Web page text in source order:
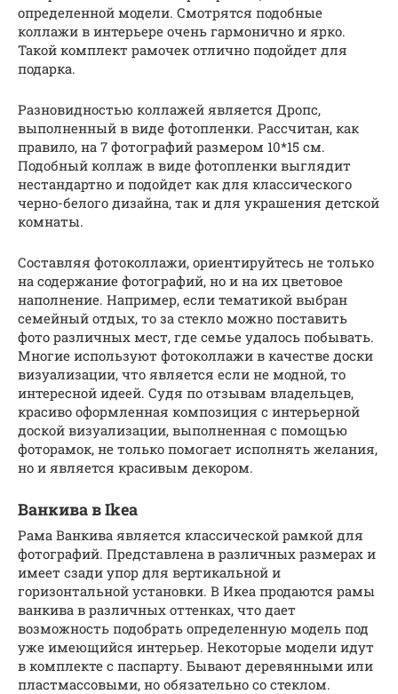
определенной модели. Смотрятся подобные
коллажи в интерьере очень гармонично и ярко.
Такой комплект рамочек отлично подойдет для
подарка.
Разновидностью коллажей является Дропс,
выполненный в виде фотопленки. Рассчитан, как
правило, на 7 фотографий размером 10*15 см.
Подобный коллаж в виде фотопленки выглядит
нестандартно и подойдет как для классического
черно-белого дизайна, так и для украшения детской
комнаты.
Составляя фотоколлажи, ориентируйтесь не только
на содержание фотографий, но и на их цветовое
наполнение. Например, если тематикой выбран
семейный отдых, то за стекло можно поставить
фото различных мест, где семье удалось побывать.
Многие используют фотоколлажи в качестве доски
визуализации, что является если не модной, то
интересной идеей. Судя по отзывам владельцев,
красиво оформленная композиция с интерьерной
доской визуализации, выполненная с помощью
фоторамок, не только помогает исполнять желания,
но и является красивым декором.
Ванкива в Ikea
Рама Ванкива является классической рамкой для
фотографий. Представлена в различных размерах и
имеет сзади упор для вертикальной и
горизонтальной установки. В Икеа продаются рамы
ванкива в различных оттенках, что дает
возможность подобрать определенную модель под
уже имеющийся интерьер. Некоторые модели идут
в комплекте с паспарту. Бывают деревянными или
пластмассовыми, но обязательно со стеклом.